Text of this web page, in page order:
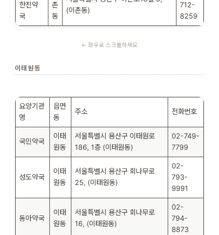
한진약
국
촌
동
(이촌동)
712-
8259
이태원동
요양기관
명
읍면
동
주소 전화번호
국민약국
이태
원동
서울특별시 용산구 이태원로
186, 1층 (이태원동)
02-749-
7799
성도약국
이태
원동
서울특별시 용산구 회나무로
25, (이태원동)
02-
793-
9991
동아약국
이태
원동
서울특별시 용산구 회나무로
16, (이태원동)
02-
794-
8873